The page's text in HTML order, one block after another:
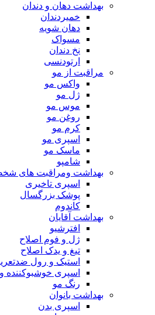
بهداشت دهان و دندان
خمیردندان
دهان شویه
مسواک
نخ دندان
ارتودنسی
مراقبت از مو
واکس مو
ژل مو
موس مو
روغن مو
کرم مو
اسپری مو
ماسک مو
شامپو
بهداشت ومراقبت های
اسپری تاخیری
پوشک بزرگسال
کاندوم
بهداشت آقایان
افترشیو
ژل و فوم اصلاح
تیغ و یدک اصلاح
استیک و رول
اسپری خوشبوکننده
رنگ مو
بهداشت بانوان
اسپری بدن